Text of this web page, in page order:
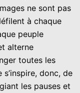
ne sont pas
à chaque
peuple
alterne
toutes les
donc, de
les pauses et